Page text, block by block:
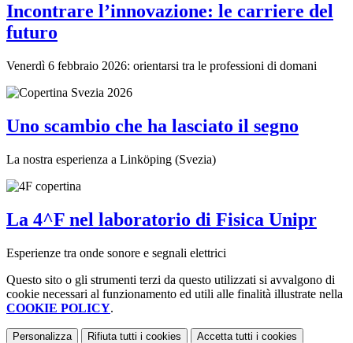
Incontrare l’innovazione: le carriere del
futuro
Venerdì 6 febbraio 2026: orientarsi tra le professioni di domani
Uno scambio che ha lasciato il segno
La nostra esperienza a Linköping (Svezia)
La 4^F nel laboratorio di Fisica Unipr
Esperienze tra onde sonore e segnali elettrici
Questo sito o gli strumenti terzi da questo utilizzati si avvalgono di
cookie necessari al funzionamento ed utili alle finalità illustrate nella
COOKIE POLICY.
Personalizza Rifiuta tutti i cookies Accetta tutti i cookies